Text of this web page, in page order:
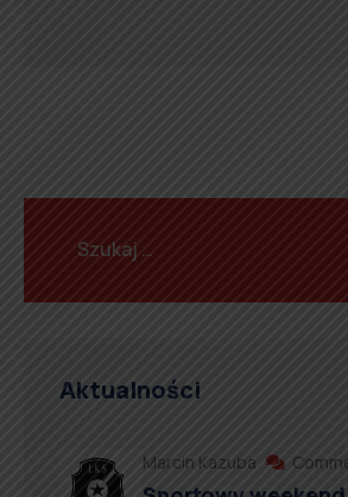
Aktualności
Marcin Kazuba